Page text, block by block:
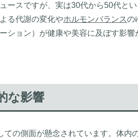
ースですが、実は30代から50代と
る代謝の変化やホルモンバランスの
ション）が健康や美容に及ぼす影
な影響
ての側面が懸念されています。体内